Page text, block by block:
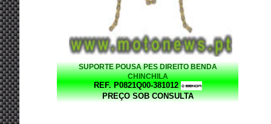
SUPORTE POUSA PES DIREITO BENDA
CHINCHILA
REF. P0821Q00-381012
PREÇO SOB CONSULTA